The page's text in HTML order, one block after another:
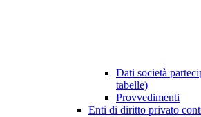
Dati società
tabelle)
Provvedimenti
Enti di diritto privato